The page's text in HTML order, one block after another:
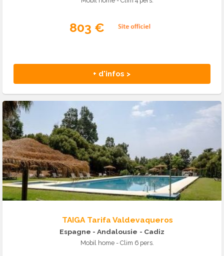
803 €
+ d'infos >
TAIGA Tarifa Valdevaqueros
Espagne - Andalousie - Cadiz
Mobil home - Clim 6 pers.